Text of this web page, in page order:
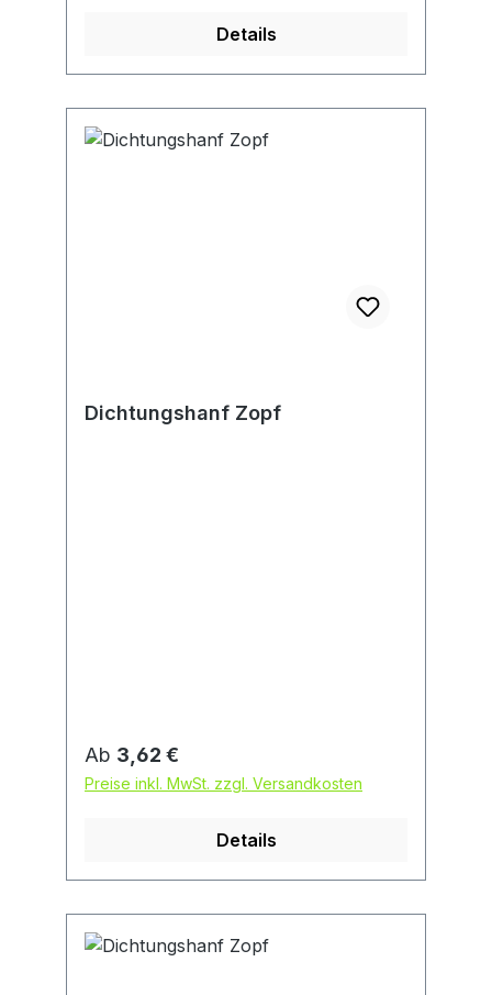
Details
Dichtungshanf Zopf
Regulärer Preis:
Ab 3,62 €
Preise inkl. MwSt. zzgl. Versandkosten
Details